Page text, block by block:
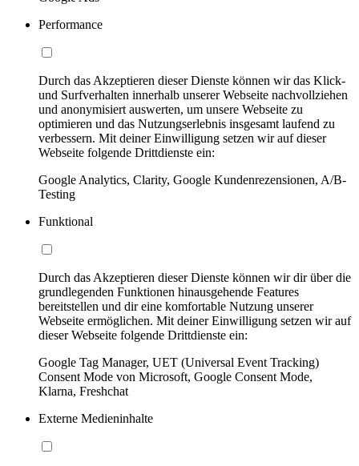
Performance
Durch das Akzeptieren dieser Dienste können wir das Klick-
und Surfverhalten innerhalb unserer Webseite nachvollziehen
und anonymisiert auswerten, um unsere Webseite zu
optimieren und das Nutzungserlebnis insgesamt laufend zu
verbessern. Mit deiner Einwilligung setzen wir auf dieser
Webseite folgende Drittdienste ein:
Google Analytics, Clarity, Google Kundenrezensionen, A/B-
Testing
Funktional
Durch das Akzeptieren dieser Dienste können wir dir über die
grundlegenden Funktionen hinausgehende Features
bereitstellen und dir eine komfortable Nutzung unserer
Webseite ermöglichen. Mit deiner Einwilligung setzen wir auf
dieser Webseite folgende Drittdienste ein:
Google Tag Manager, UET (Universal Event Tracking)
Consent Mode von Microsoft, Google Consent Mode,
Klarna, Freshchat
Externe Medieninhalte